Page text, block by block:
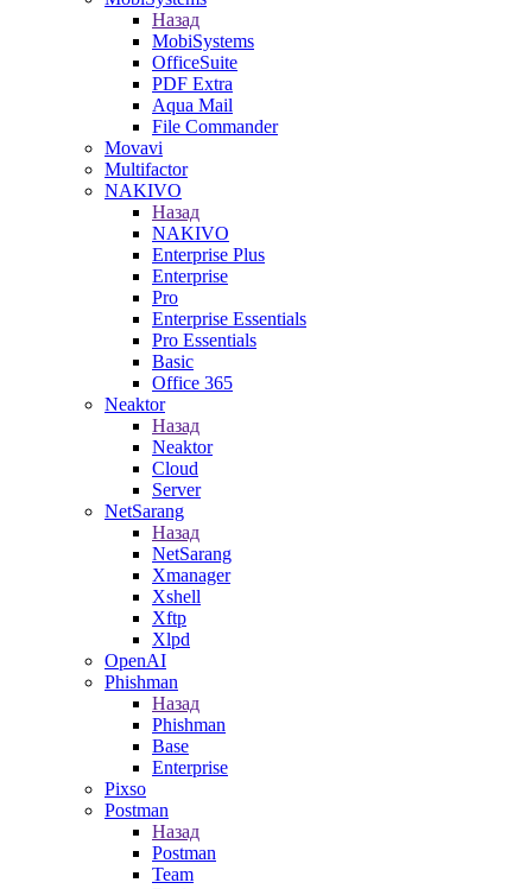
Назад
MobiSystems
OfficeSuite
PDF Extra
Aqua Mail
File Commander
Movavi
Multifactor
NAKIVO
Назад
NAKIVO
Enterprise Plus
Enterprise
Pro
Enterprise Essentials
Pro Essentials
Basic
Office 365
Neaktor
Назад
Neaktor
Cloud
Server
NetSarang
Назад
NetSarang
Xmanager
Xshell
Xftp
Xlpd
OpenAI
Phishman
Назад
Phishman
Base
Enterprise
Pixso
Postman
Назад
Postman
Team